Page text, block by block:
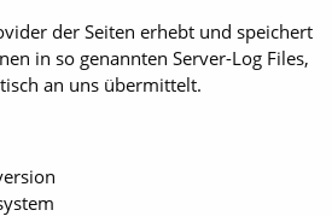
der Seiten erhebt und speichert
in so genannten Server-Log Files,
an uns übermittelt.